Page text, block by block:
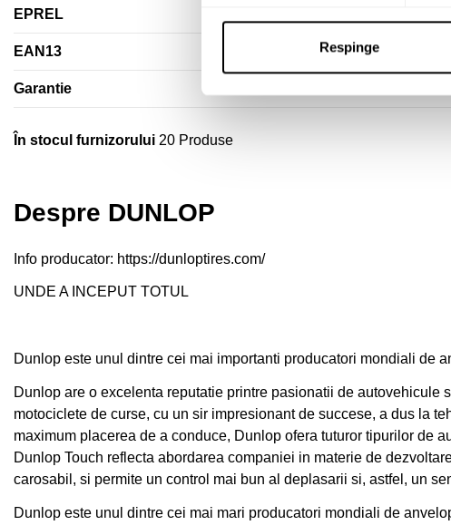
Respinge
EPREL
EAN13
Garantie
În stocul furnizorului 20 Produse
Despre DUNLOP
Info producator: https://dunloptires.com/
UNDE A INCEPUT TOTUL
Dunlop este unul dintre cei mai importanti producatori mondiali de
Dunlop are o excelenta reputatie printre pasionatii de
motociclete de curse, cu un sir impresionant de succese, a dus la
maximum placerea de a conduce, Dunlop ofera tuturor tipurilor de
Dunlop Touch reflecta abordarea companiei in materie de
carosabil, si permite un control mai bun al deplasarii si, astfel, un
Dunlop este unul dintre cei mai mari producatori mondiali de